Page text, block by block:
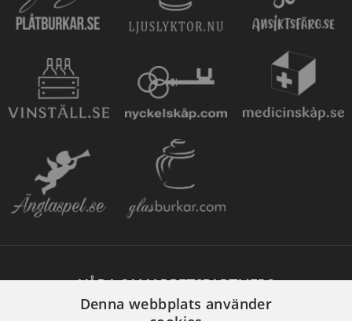
VÅRA SAMARBETSPARTNERS
Denna webbplats använder